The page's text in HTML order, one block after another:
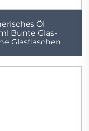
Öl
Bunte Glas-
Glasflaschen